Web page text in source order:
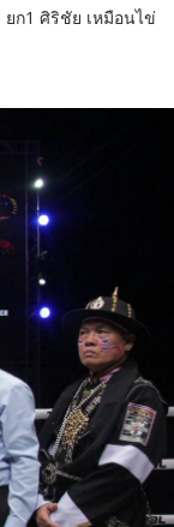
ก1 ศิริชัย เหมือนไข่